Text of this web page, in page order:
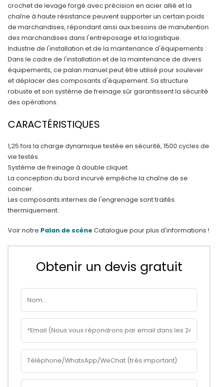
crochet de levage forgé avec précision en acier allié et la
chaîne à haute résistance peuvent supporter un certain poids
de marchandises, répondant ainsi aux besoins de manutention
des marchandises dans l'entreposage et la logistique.
Industrie de l'installation et de la maintenance d'équipements :
Dans le cadre de l'installation et de la maintenance de divers
équipements, ce palan manuel peut être utilisé pour soulever
et déplacer des composants d'équipement. Sa structure
robuste et son système de freinage sûr garantissent la sécurité
des opérations.
CARACTÉRISTIQUES
1,25 fois la charge dynamique testée en sécurité, 1500 cycles de
vie testés.
Système de freinage à double cliquet.
La conception du bord incurvé empêche la chaîne de se
coincer.
Les composants internes de l'engrenage sont traités
thermiquement.
Voir notre Palan de scène Catalogue pour plus d'informations !
Obtenir un devis gratuit